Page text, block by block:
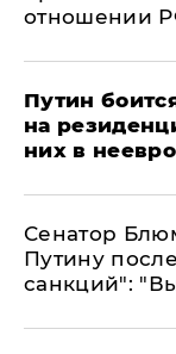
отношении
Путин
на
них в
Сенатор
Путину
санкций":